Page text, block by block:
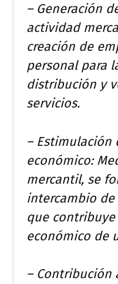
– Generación
actividad
creación de
personal para
distribución y
servicios.
– Estimulación
económico:
mercantil, se
intercambio
que
económico de
– Contribución